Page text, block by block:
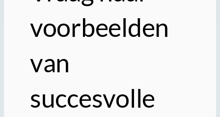
voorbeelden
van
succesvolle